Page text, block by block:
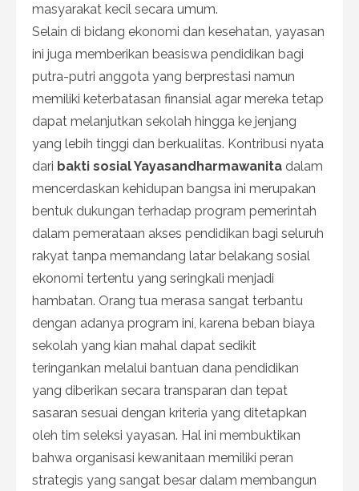
masyarakat kecil secara umum.
Selain di bidang ekonomi dan kesehatan, yayasan
ini juga memberikan beasiswa pendidikan bagi
putra-putri anggota yang berprestasi namun
memiliki keterbatasan finansial agar mereka tetap
dapat melanjutkan sekolah hingga ke jenjang
yang lebih tinggi dan berkualitas. Kontribusi nyata
dari bakti sosial Yayasandharmawanita dalam
mencerdaskan kehidupan bangsa ini merupakan
bentuk dukungan terhadap program pemerintah
dalam pemerataan akses pendidikan bagi seluruh
rakyat tanpa memandang latar belakang sosial
ekonomi tertentu yang seringkali menjadi
hambatan. Orang tua merasa sangat terbantu
dengan adanya program ini, karena beban biaya
sekolah yang kian mahal dapat sedikit
teringankan melalui bantuan dana pendidikan
yang diberikan secara transparan dan tepat
sasaran sesuai dengan kriteria yang ditetapkan
oleh tim seleksi yayasan. Hal ini membuktikan
bahwa organisasi kewanitaan memiliki peran
strategis yang sangat besar dalam membangun